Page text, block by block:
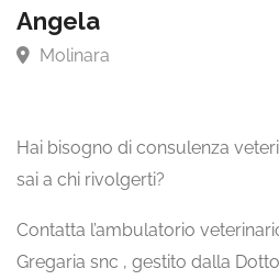
Ambulatorio
Hai bisogno di consulenza
sai a chi rivolgerti?
Contatta l’ambulatorio
Gregaria snc , gestito dalla